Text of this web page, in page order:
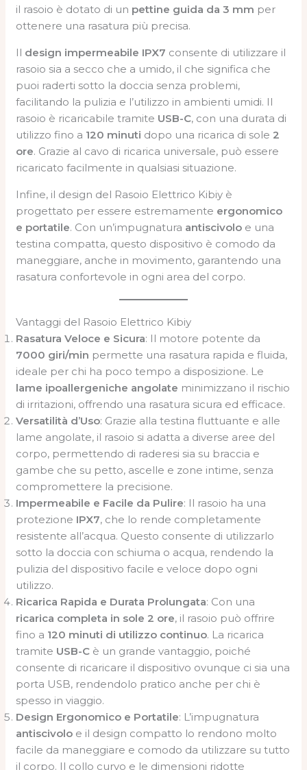
il rasoio è dotato di un pettine guida da 3 mm per
ottenere una rasatura più precisa.
Il design impermeabile IPX7 consente di utilizzare il
rasoio sia a secco che a umido, il che significa che
puoi raderti sotto la doccia senza problemi,
facilitando la pulizia e l’utilizzo in ambienti umidi. Il
rasoio è ricaricabile tramite USB-C, con una durata di
utilizzo fino a 120 minuti dopo una ricarica di sole 2
ore. Grazie al cavo di ricarica universale, può essere
ricaricato facilmente in qualsiasi situazione.
Infine, il design del Rasoio Elettrico Kibiy è
progettato per essere estremamente ergonomico
e portatile. Con un’impugnatura antiscivolo e una
testina compatta, questo dispositivo è comodo da
maneggiare, anche in movimento, garantendo una
rasatura confortevole in ogni area del corpo.
Vantaggi del Rasoio Elettrico Kibiy
Rasatura Veloce e Sicura: Il motore potente da
7000 giri/min permette una rasatura rapida e fluida,
ideale per chi ha poco tempo a disposizione. Le
lame ipoallergeniche angolate minimizzano il rischio
di irritazioni, offrendo una rasatura sicura ed efficace.
Versatilità d’Uso: Grazie alla testina fluttuante e alle
lame angolate, il rasoio si adatta a diverse aree del
corpo, permettendo di raderesi sia su braccia e
gambe che su petto, ascelle e zone intime, senza
compromettere la precisione.
Impermeabile e Facile da Pulire: Il rasoio ha una
protezione IPX7, che lo rende completamente
resistente all’acqua. Questo consente di utilizzarlo
sotto la doccia con schiuma o acqua, rendendo la
pulizia del dispositivo facile e veloce dopo ogni
utilizzo.
Ricarica Rapida e Durata Prolungata: Con una
ricarica completa in sole 2 ore, il rasoio può offrire
fino a 120 minuti di utilizzo continuo. La ricarica
tramite USB-C è un grande vantaggio, poiché
consente di ricaricare il dispositivo ovunque ci sia una
porta USB, rendendolo pratico anche per chi è
spesso in viaggio.
Design Ergonomico e Portatile: L’impugnatura
antiscivolo e il design compatto lo rendono molto
facile da maneggiare e comodo da utilizzare su tutto
il corpo. Il collo curvo e le dimensioni ridotte